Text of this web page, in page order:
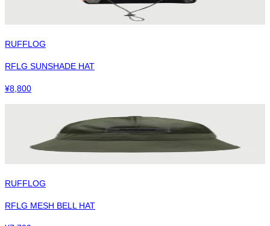
RUFFLOG
RFLG SUNSHADE HAT
¥8,800
RUFFLOG
RFLG MESH BELL HAT